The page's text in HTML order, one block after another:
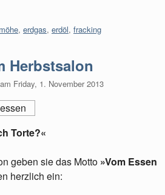
, erdgas, erdöl, fracking
Herbstsalon
am Friday, 1. November 2013
Torte?«
geben sie das Motto »Vom Essen
herzlich ein: